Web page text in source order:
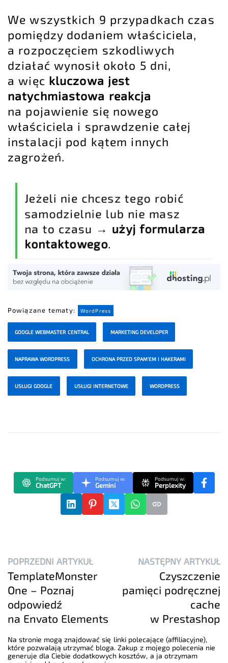
We wszystkich 9 przypadkach czas
pomiędzy dodaniem właściciela,
a rozpoczęciem szkodliwych
działać wynosił około 5 dni,
a więc kluczowa jest
natychmiastowa reakcja
na pojawienie się nowego
właściciela i sprawdzenie całej
instalacji pod kątem innych
zagrożeń.
Jeżeli nie chcesz tego robić
samodzielnie lub nie masz
na to czasu → użyj formularza
kontaktowego.
Powiązane tematy: WordPress
GOOGLE WEBMASTER CENTRAL MARKETING DEVELOPER
NAPRAWA WORDPRESS OCHRONA PRZED SPAM'EM I HAKERAMI
USŁUGI GOOGLE USŁUGI INTERNETOWE WORDPRESS
Podsumuj w:
ChatGPT
Podsumuj w:
Gemini
Podsumuj w:
Perplexity
POPRZEDNI ARTYKUŁ
TemplateMonster
One – Poznaj
odpowiedź
na Envato Elements
NASTĘPNY ARTYKUŁ
Czyszczenie
pamięci podręcznej
cache
w Prestashop
Na stronie mogą znajdować się linki polecające (affiliacyjne),
które pozwalają utrzymać bloga. Zakup z mojego polecenia nie
generuje dla Ciebie dodatkowych kosztów, a ja otrzymam